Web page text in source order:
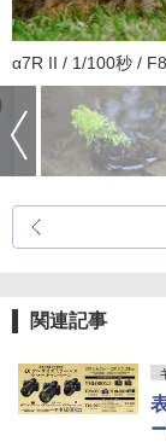
α7R II / 1/100秒 /
関連記事